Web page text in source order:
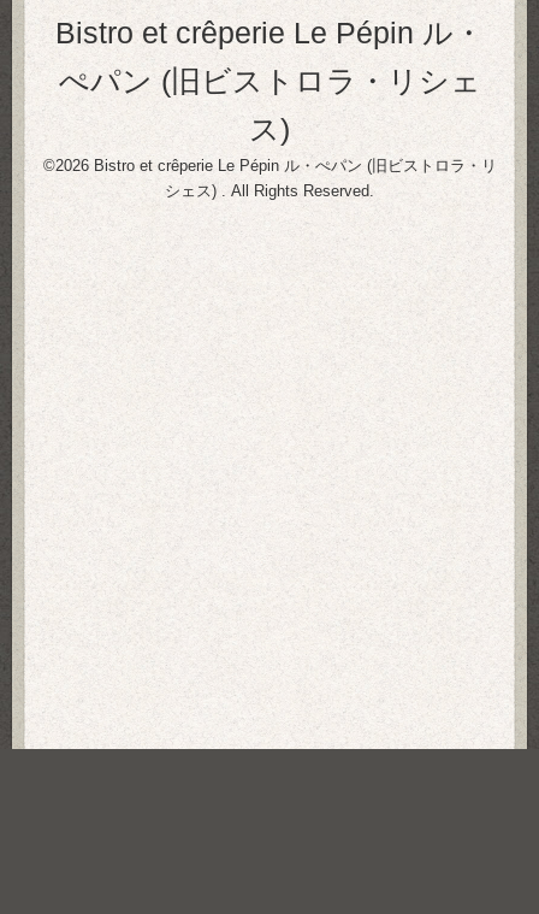
Bistro et crêperie Le Pépin ル・
ぺパン (旧ビストロラ・リシェ
ス)
©2026 Bistro et crêperie Le Pépin ル・ぺパン (旧ビストロラ・リ
シェス)
. All Rights Reserved.